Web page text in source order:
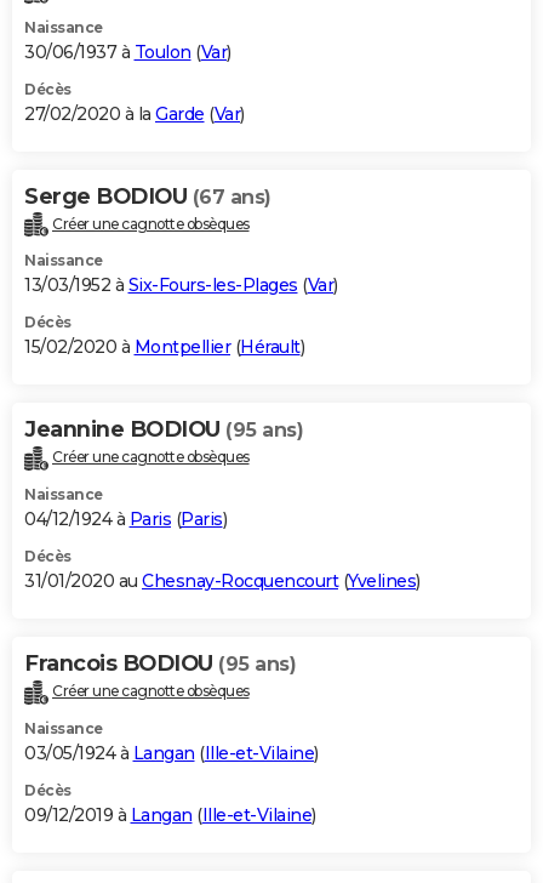
Naissance
30/06/1937 à Toulon (Var)
Décès
27/02/2020 à la Garde (Var)
Serge BODIOU (67 ans)
Créer une cagnotte obsèques
Naissance
13/03/1952 à Six-Fours-les-Plages (Var)
Décès
15/02/2020 à Montpellier(Hérault)
Jeannine BODIOU (95 ans)
Créer une cagnotte obsèques
Naissance
04/12/1924 à Paris (Paris)
Décès
31/01/2020 au Chesnay-Rocquencourt(Yvelines)
Francois BODIOU (95 ans)
Créer une cagnotte obsèques
Naissance
03/05/1924 à Langan (Ille-et-Vilaine)
Décès
09/12/2019 à Langan (Ille-et-Vilaine)